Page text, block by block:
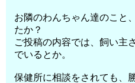
お隣のわんちゃん達のこと
たか？
ご投稿の内容では、飼い主
でいるとか。
保健所に相談をされても、